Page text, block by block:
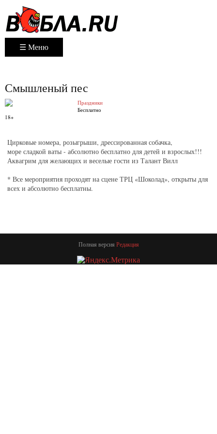
☰ Меню
Смышленый пес
Праздники
Бесплатно
18+
Цирковые номера, розыгрыши, дрессированная собачка,
море сладкой ваты - абсолютно бесплатно для детей и взрослых!!!
Аквагрим для желающих и веселые гости из Талант Вилл
* Все мероприятия проходят на сцене ТРЦ «Шоколад», открыты для
всех и абсолютно бесплатны.
Полная версия Редакция